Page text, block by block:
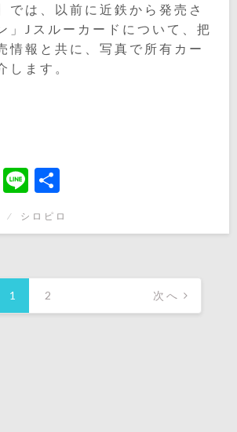
では、以前に近鉄から発売さ
」Jスルーカードについて、把
情報と共に、写真で所有カー
します。
Hatena
Line
有
シロピロ
1 2 次へ